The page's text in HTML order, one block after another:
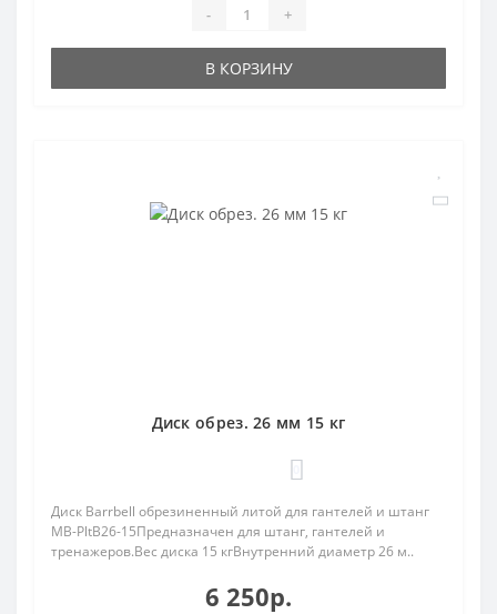
- +
В КОРЗИНУ
Диск обрез. 26 мм 15 кг
Диск Barrbell обрезиненный литой для гантелей и штанг
MB-PltB26-15Предназначен для штанг, гантелей и
тренажеров.Вес диска 15 кгВнутренний диаметр 26 м..
6 250р.